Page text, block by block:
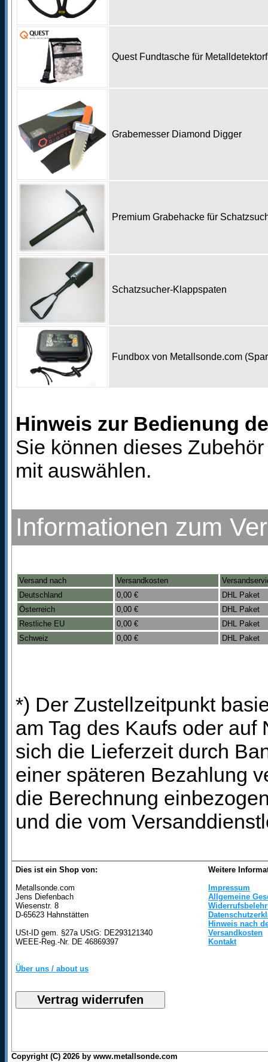
Quest Fundtasche für
Grabemesser Diamond Digger
Premium Grabehacke für
Schatzsucher-Klappspaten
Fundbox von Metallsonde.com
Hinweis zur Bedienung
Sie können dieses
mit auswählen.
Informationen zum
Versand nach Versandkosten
Deutschland
0,00 €
DHL Paket
Österreich
0,00 €
DHL Paket
Restliche EU
0,00 €
DHL Paket
Schweiz
0,00 € DHL Paket
*) Der Zustellzeitpunkt
am Tag des Kaufs oder
sich die Lieferzeit durch
einer späteren Bezahlung
die Berechnung
und die vom
Dies ist ein Shop von:
Metallsonde.com
Jens Diefenbach
Wiesenstr. 8
D-65623 Hahnstätten
USt-ID gem. §27a UStG: DE293121340
WEEE-Reg.-Nr. DE 46869397
Über uns / about us
Weitere
Impressum
Allgemeine
Hinweis nach
Versandkosten
Kontakt
Copyright (C) 2026 by www.metallsonde.com